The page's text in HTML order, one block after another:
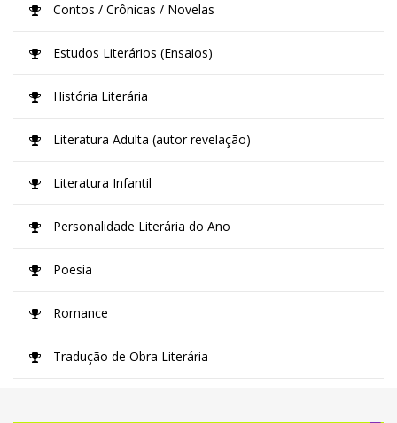
Contos / Crônicas / Novelas
Estudos Literários (Ensaios)
História Literária
Literatura Adulta (autor revelação)
Literatura Infantil
Personalidade Literária do Ano
Poesia
Romance
Tradução de Obra Literária